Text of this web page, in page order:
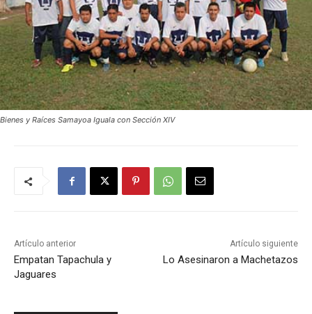
Bienes y Raíces Samayoa Iguala con Sección XIV
Artículo anterior
Empatan Tapachula y
Jaguares
Artículo siguiente
Lo Asesinaron a Machetazos